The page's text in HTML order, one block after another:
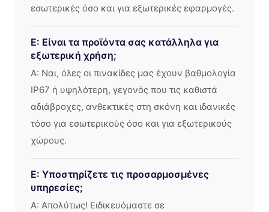
εσωτερικές όσο και για εξωτερικές εφαρμογές.
Ε: Είναι τα προϊόντα σας κατάλληλα για
εξωτερική χρήση;
Α: Ναι, όλες οι πινακίδες μας έχουν βαθμολογία
IP67 ή υψηλότερη, γεγονός που τις καθιστά
αδιάβροχες, ανθεκτικές στη σκόνη και ιδανικές
τόσο για εσωτερικούς όσο και για εξωτερικούς
χώρους.
Ε: Υποστηρίζετε τις προσαρμοσμένες
υπηρεσίες;
Α: Απολύτως! Ειδικευόμαστε σε